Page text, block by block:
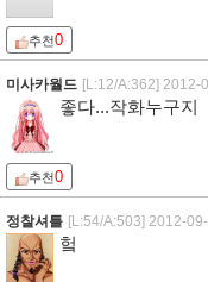
추천0
미사카월드 [L:12/A:362] 2012-
좋다...작화누구지
추천0
정찰셔틀 [L:54/A:503] 2012-
헠